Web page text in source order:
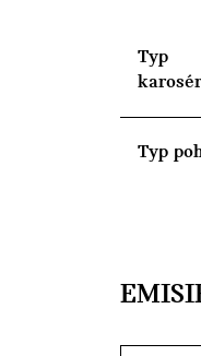
Typ
Typ